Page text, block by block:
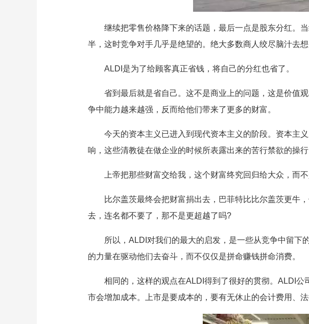
继续把零售价格降下来的话题，最后一点是股东分红。
半，这时竞争对手几乎是绝望的。绝大多数商人绞尽脑汁去
ALDI是为了给顾客真正省钱，将自己的分红也省了。
省到最后就是省自己。这不是商业上的问题，这是价值
争中能力越来越强，反而给他们带来了更多的财富。
今天的资本主义已进入到现代资本主义的阶段。资本主
响，这些清教徒在做企业的时候所表露出来的苦行禁欲的操行
上帝把那些财富交给我，这个财富终究回归给大众，而
比尔盖茨最终会把财富捐出去，巴菲特比比尔盖茨更牛
去，连名都不要了，那不是更超越了吗?
所以，ALDI对我们的最大的启发，是一些从竞争中留
的力量在驱动他们去奋斗，而不仅仅是拼命赚钱拼命消费。
相同的，这样的观点在ALDI得到了很好的贯彻。ALDI
市会增加成本。上市是要成本的，要有无休止的会计费用、